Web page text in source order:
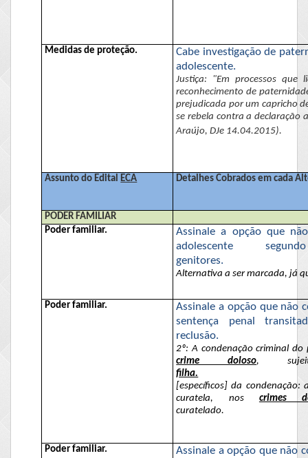
Medidas de proteção.
Cabe investigação de
adolescente.
Justiça: "Em processos
reconhecimento de
prejudicada por um capricho
se rebela contra a declaração
Araújo,DJe 14.04.2015).
Assunto do EditalECA Detalhes Cobrados em cada
PODER FAMILIAR
Poder familiar.
Assinale a opção que
adolescente
genitores.
Alternativa a ser marcada, já
Poder familiar.
Assinale a opção que não
sentença penal
reclusão.
2º: A condenação criminal
crime doloso,
filha.
[específicos] da condenação:
curatela, nos crimes
curatelado.
Poder familiar. Assinale a opção que não